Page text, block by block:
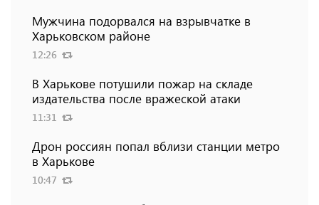
Мужчина подорвался на взрывчатке в
Харьковском районе
12:26
В Харькове потушили пожар на складе
издательства после вражеской атаки
11:31
Дрон россиян попал вблизи станции метро
в Харькове
10:47